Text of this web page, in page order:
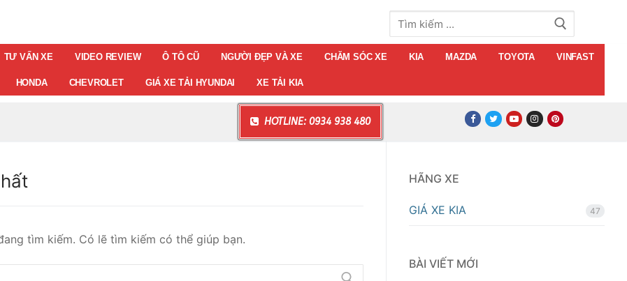
Tìm
kiếm
cho:
TƯ VẤN XE VIDEO REVIEW Ô TÔ CŨ NGƯỜI ĐẸP VÀ XE CHĂM SÓC XE KIA MAZDA TOYOTA VINFAST
HONDA CHEVROLET GIÁ XE TẢI HYUNDAI XE TẢI KIA
HOTLINE: 0934 938 480
tìm kiếm. Có lẽ tìm kiếm có thể giúp bạn.
HÃNG XE
GIÁ XE KIA 47
BÀI VIẾT MỚI